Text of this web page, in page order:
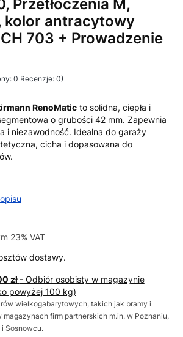
Przetłoczenia M,
kolor antracytowy
703 + Prowadzenie
0 Recenzje: 0)
RenoMatic to solidna, ciepła i
o grubości 42 mm. Zapewnia
i niezawodność. Idealna do garaży
cicha i dopasowana do
23% VAT
23% VAT
dostawy.
zł - Odbiór osobisty w magazynie
powyżej 100 kg)
wielkogabarytowych, takich jak bramy i
firm partnerskich m.in. w Poznaniu,
i Sosnowcu.